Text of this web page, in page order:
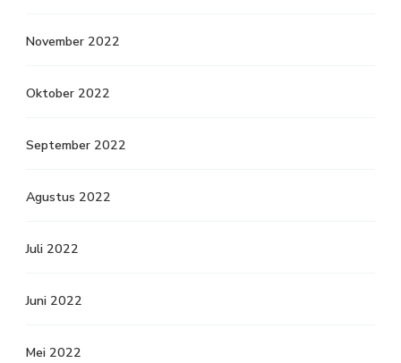
November 2022
Oktober 2022
September 2022
Agustus 2022
Juli 2022
Juni 2022
Mei 2022